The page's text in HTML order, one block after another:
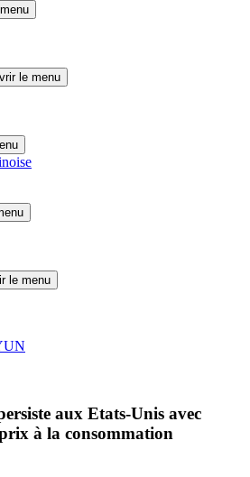
le menu
le menu
aux Etats-Unis avec
à la consommation